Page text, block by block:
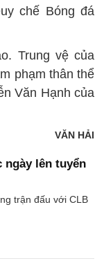
chế Bóng đá
Trung vệ của
phạm thân thể
Văn Hạnh của
VĂN HẢI
lên tuyển
trận đấu với CLB